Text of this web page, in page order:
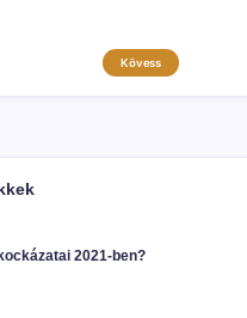
Kövess
2021-ben?